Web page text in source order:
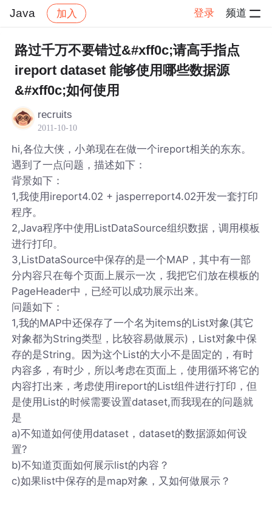
Java 加入 登录 频道
社区 Java 帖子详情
路过千万不要错过&#xff0c;请高手指点
ireport dataset 能够使用哪些数据源
&#xff0c;如何使用
recruits
2011-10-10
hi,各位大侠，小弟现在在做一个ireport相关的东东。
遇到了一点问题，描述如下：
背景如下：
1,我使用ireport4.02 + jasperreport4.02开发一套打印
程序。
2,Java程序中使用ListDataSource组织数据，调用模板
进行打印。
3,ListDataSource中保存的是一个MAP，其中有一部
分内容只在每个页面上展示一次，我把它们放在模板的
PageHeader中，已经可以成功展示出来。
问题如下：
1,我的MAP中还保存了一个名为items的List对象(其它
对象都为String类型，比较容易做展示)，List对象中保
存的是String。因为这个List的大小不是固定的，有时
内容多，有时少，所以考虑在页面上，使用循环将它的
内容打出来，考虑使用ireport的List组件进行打印，但
是使用List的时候需要设置dataset,而我现在的问题就
是
a)不知道如何使用dataset，dataset的数据源如何设
置?
b)不知道页面如何展示list的内容？
c)如果list中保存的是map对象，又如何做展示？